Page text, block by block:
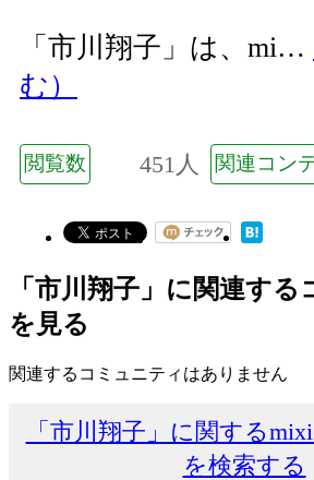
「市川翔子」は、mi…
む）
閲覧数 451人 関連コン
「市川翔子」に関連する
を見る
関連するコミュニティはありません
「市川翔子」に関する
を検索する